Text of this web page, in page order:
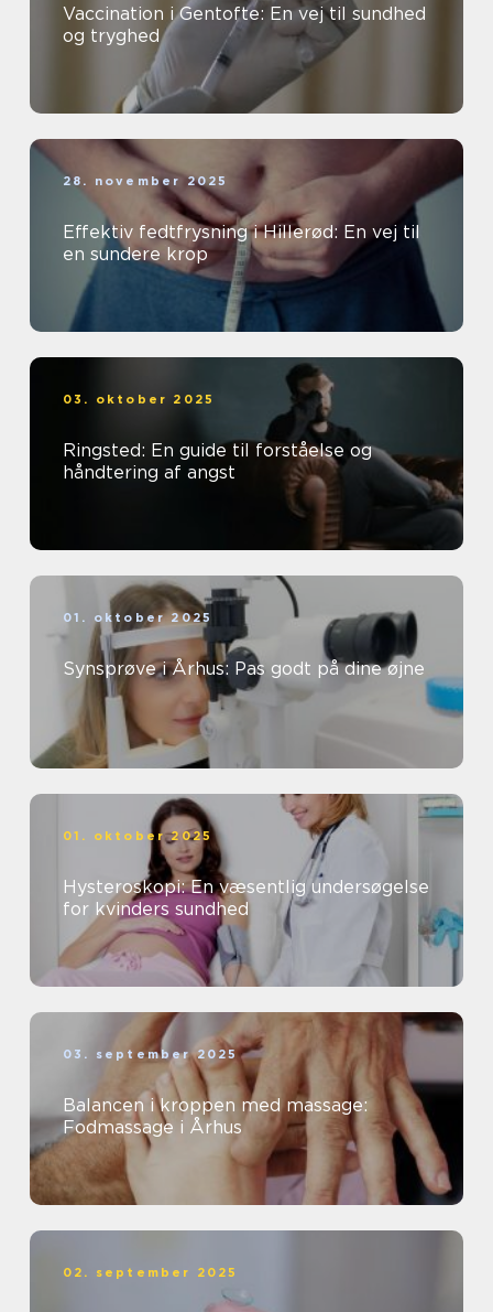
Vaccination i Gentofte: En vej til sundhed
og tryghed
28. november 2025
Effektiv fedtfrysning i Hillerød: En vej til
en sundere krop
03. oktober 2025
Ringsted: En guide til forståelse og
håndtering af angst
01. oktober 2025
Synsprøve i Århus: Pas godt på dine øjne
01. oktober 2025
Hysteroskopi: En væsentlig undersøgelse
for kvinders sundhed
03. september 2025
Balancen i kroppen med massage:
Fodmassage i Århus
02. september 2025